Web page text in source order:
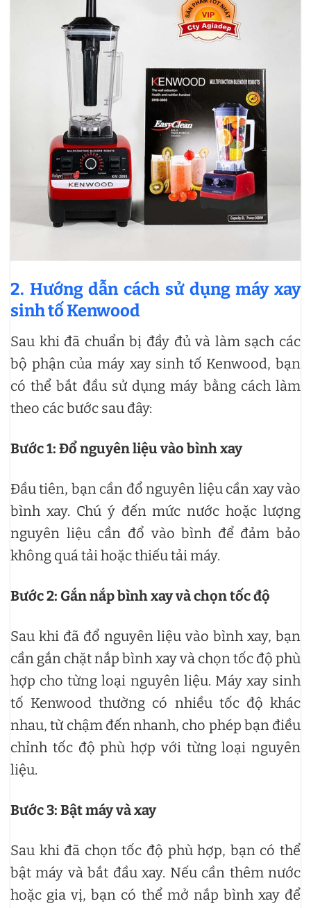
2. Hướng dẫn cách sử dụng máy xay
sinh tố Kenwood
Sau khi đã chuẩn bị đầy đủ và làm sạch các
bộ phận của máy xay sinh tố Kenwood, bạn
có thể bắt đầu sử dụng máy bằng cách làm
theo các bước sau đây:
Bước 1: Đổ nguyên liệu vào bình xay
Đầu tiên, bạn cần đổ nguyên liệu cần xay vào
bình xay. Chú ý đến mức nước hoặc lượng
nguyên liệu cần đổ vào bình để đảm bảo
không quá tải hoặc thiếu tải máy.
Bước 2: Gắn nắp bình xay và chọn tốc độ
Sau khi đã đổ nguyên liệu vào bình xay, bạn
cần gắn chặt nắp bình xay và chọn tốc độ phù
hợp cho từng loại nguyên liệu. Máy xay sinh
tố Kenwood thường có nhiều tốc độ khác
nhau, từ chậm đến nhanh, cho phép bạn điều
chỉnh tốc độ phù hợp với từng loại nguyên
liệu.
Bước 3: Bật máy và xay
Sau khi đã chọn tốc độ phù hợp, bạn có thể
bật máy và bắt đầu xay. Nếu cần thêm nước
hoặc gia vị, bạn có thể mở nắp bình xay để